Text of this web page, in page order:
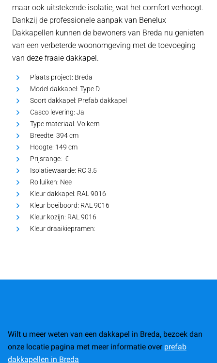
maar ook uitstekende isolatie, wat het comfort verhoogt.
Dankzij de professionele aanpak van Benelux
Dakkapellen kunnen de bewoners van Breda nu genieten
van een verbeterde woonomgeving met de toevoeging
van deze fraaie dakkapel.
Plaats project: Breda
Model dakkapel: Type D
Soort dakkapel: Prefab dakkapel
Casco levering: Ja
Type materiaal: Volkern
Breedte: 394 cm
Hoogte: 149 cm
Prijsrange: €
Isolatiewaarde: RC 3.5
Rolluiken: Nee
Kleur dakkapel: RAL 9016
Kleur boeiboord: RAL 9016
Kleur kozijn: RAL 9016
Kleur draaikiepramen:
Wilt u meer weten van een dakkapel in Breda, bezoek dan
onze locatie pagina met meer informatie over prefab
dakkapellen in Breda